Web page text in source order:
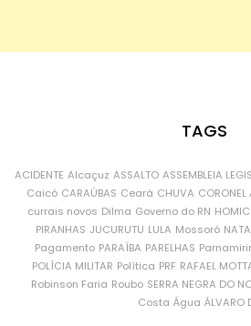
TAGS
ACIDENTE Alcaçuz ASSALTO ASSEMBLEIA
Caicó CARAÚBAS Ceará CHUVA CORONEL
currais novos Dilma Governo do RN
PIRANHAS JUCURUTU LULA Mossoró
Pagamento PARAÍBA PARELHAS
POLÍCIA MILITAR Política PRF RAFAEL
Robinson Faria Roubo SERRA NEGRA DO
Costa Água ÁLVARO